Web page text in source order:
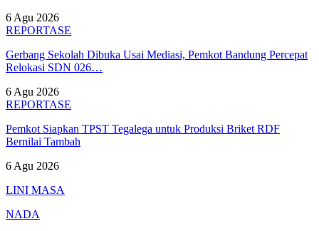
6 Agu 2026
REPORTASE
Gerbang Sekolah Dibuka Usai Mediasi, Pemkot Bandung Percepat
Relokasi SDN 026…
6 Agu 2026
REPORTASE
Pemkot Siapkan TPST Tegalega untuk Produksi Briket RDF
Bernilai Tambah
6 Agu 2026
LINI MASA
NADA